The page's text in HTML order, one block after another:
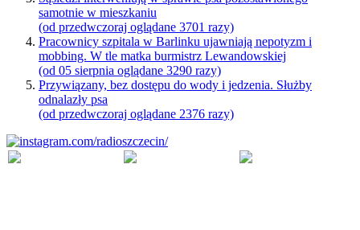
samotnie w mieszkaniu
(od przedwczoraj oglądane 3701 razy)
Pracownicy szpitala w Barlinku ujawniają nepotyzm i
mobbing. W tle matka burmistrz Lewandowskiej
(od 05 sierpnia oglądane 3290 razy)
Przywiązany, bez dostępu do wody i jedzenia. Służby
odnalazły psa
(od przedwczoraj oglądane 2376 razy)